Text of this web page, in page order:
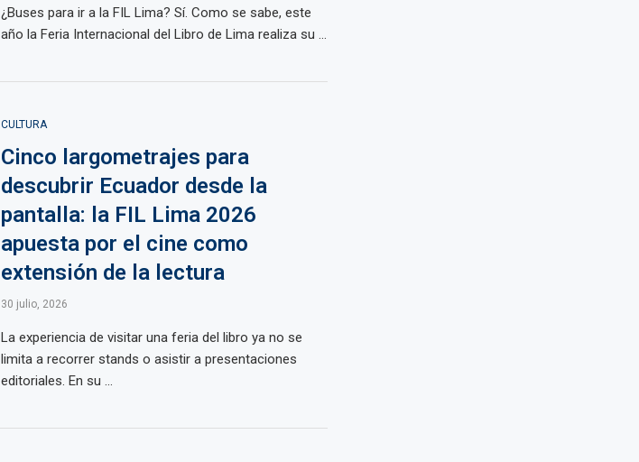
¿Buses para ir a la FIL Lima? Sí. Como se sabe, este
año la Feria Internacional del Libro de Lima realiza su ...
CULTURA
Cinco largometrajes para
descubrir Ecuador desde la
pantalla: la FIL Lima 2026
apuesta por el cine como
extensión de la lectura
30 julio, 2026
La experiencia de visitar una feria del libro ya no se
limita a recorrer stands o asistir a presentaciones
editoriales. En su ...